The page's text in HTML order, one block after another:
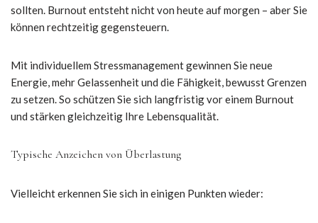
sollten. Burnout entsteht nicht von heute auf morgen – aber Sie
können rechtzeitig gegensteuern.
Mit individuellem Stressmanagement gewinnen Sie neue
Energie, mehr Gelassenheit und die Fähigkeit, bewusst Grenzen
zu setzen. So schützen Sie sich langfristig vor einem Burnout
und stärken gleichzeitig Ihre Lebensqualität.
Typische Anzeichen von Überlastung
Vielleicht erkennen Sie sich in einigen Punkten wieder: